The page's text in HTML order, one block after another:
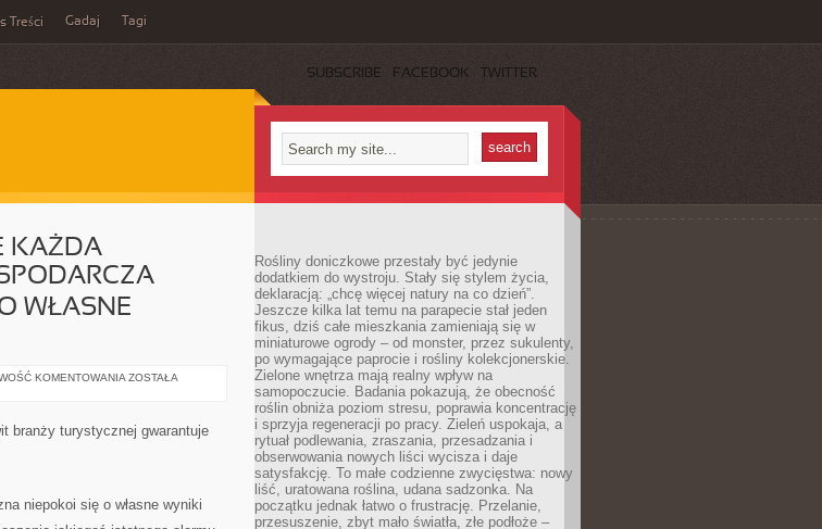
Treści Gadaj Tagi
SUBSCRIBE FACEBOOK TWITTER
KAŻDA
WŁASNE
KOMENTOWANIA W
KAŻDA
KOLOSALNA
O
ZOSTAŁA
branży turystycznej gwarantuje
niepokoi się o własne wyniki
Rośliny doniczkowe przestały być jedynie
dodatkiem do wystroju. Stały się stylem życia,
deklaracją: „chcę więcej natury na co dzień”.
Jeszcze kilka lat temu na parapecie stał jeden
fikus, dziś całe mieszkania zamieniają się w
miniaturowe ogrody – od monster, przez sukulenty,
po wymagające paprocie i rośliny kolekcjonerskie.
Zielone wnętrza mają realny wpływ na
samopoczucie. Badania pokazują, że obecność
roślin obniża poziom stresu, poprawia koncentrację
i sprzyja regeneracji po pracy. Zieleń uspokaja, a
rytuał podlewania, zraszania, przesadzania i
obserwowania nowych liści wycisza i daje
satysfakcję. To małe codzienne zwycięstwa: nowy
liść, uratowana roślina, udana sadzonka. Na
początku jednak łatwo o frustrację. Przelanie,
przesuszenie, zbyt mało światła, złe podłoże –